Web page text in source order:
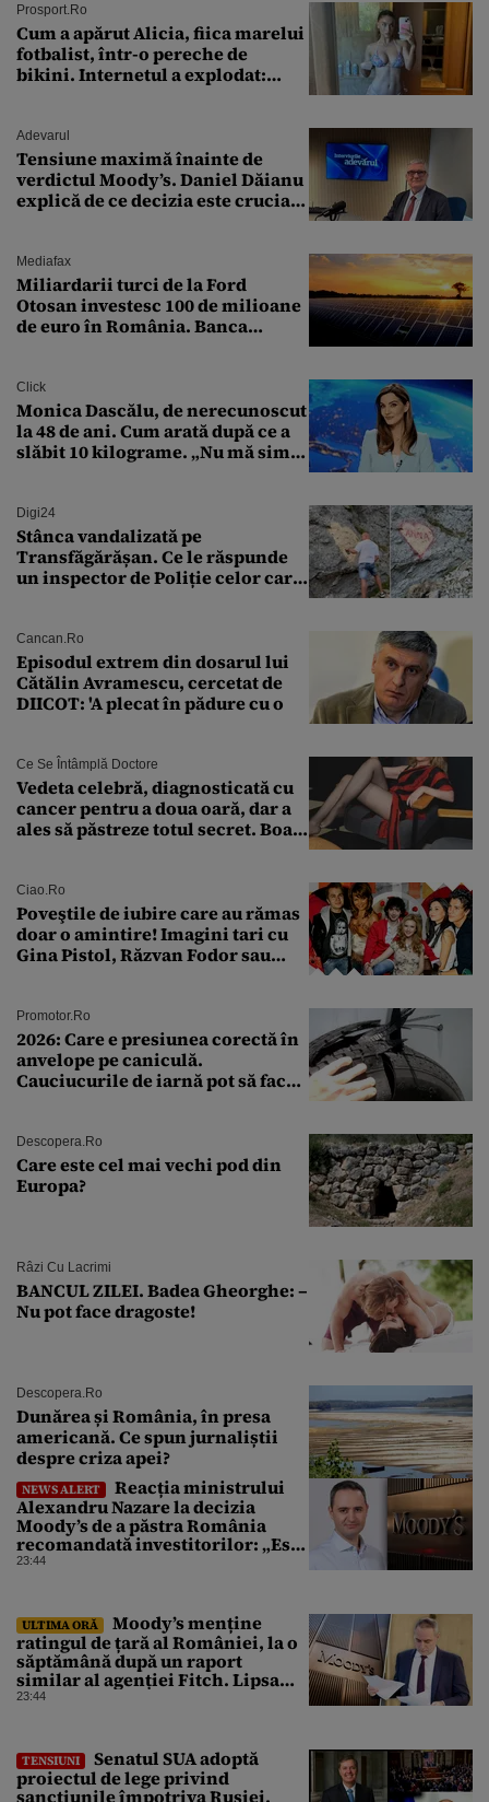
Prosport.ro
Cum a apărut Alicia, fiica marelui
fotbalist, într-o pereche de
bikini. Internetul a explodat:
Adevarul
Tensiune maximă înainte de
verdictul Moody’s. Daniel Dăianu
explică de ce decizia este crucială
Mediafax
Miliardarii turci de la Ford
Otosan investesc 100 de milioane
de euro în România. Banca
Click
Monica Dascălu, de nerecunoscut
la 48 de ani. Cum arată după ce a
slăbit 10 kilograme. „Nu mă simt
Digi24
Stânca vandalizată pe
Transfăgărășan. Ce le răspunde
un inspector de Poliție celor care
Cancan.ro
Episodul extrem din dosarul lui
Cătălin Avramescu, cercetat de
DIICOT: 'A plecat în pădure cu o
Ce Se Întâmplă Doctore
Vedeta celebră, diagnosticată cu
cancer pentru a doua oară, dar a
ales să păstreze totul secret. Boala
Ciao.ro
Poveştile de iubire care au rămas
doar o amintire! Imagini tari cu
Gina Pistol, Răzvan Fodor sau
Promotor.ro
2026: Care e presiunea corectă în
anvelope pe caniculă.
Cauciucurile de iarnă pot să facă
Descopera.ro
Care este cel mai vechi pod din
Europa?
Râzi Cu Lacrimi
BANCUL ZILEI. Badea Gheorghe: –
Nu pot face dragoste!
Descopera.ro
Dunărea și România, în presa
americană. Ce spun jurnaliștii
despre criza apei?
NEWS ALERT
Reacția ministrului
Alexandru Nazare la decizia
Moody’s de a păstra România
recomandată investitorilor: „Este
un răgaz, dar în niciun caz un
23:44
ULTIMA ORĂ
Moody’s menține
ratingul de țară al României, la o
săptămână după un raport
similar al agenției Fitch. Lipsa
unui guvern cu puteri depline,
23:44
TENSIUNI
Senatul SUA adoptă
proiectul de lege privind
sancțiunile împotriva Rusiei,